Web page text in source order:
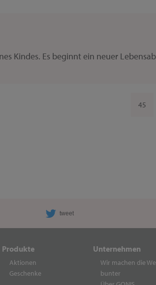
Kindes. Es beginnt ein neuer
45
tweet
Produkte
Aktionen
Geschenke
Unternehmen
Wir machen die
bunter